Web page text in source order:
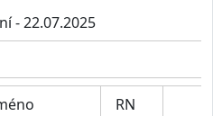
- 22.07.2025
RN